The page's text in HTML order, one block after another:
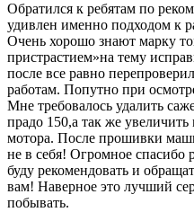
Обратился к ребятам по
удивлен именно подходом к
Очень хорошо знают марку
пристрастием»на тему
после все равно
работам. Попутно при
Мне требовалось удалить
прадо 150,а так же
мотора. После прошивки
не в себя! Огромное спасибо
буду рекомендовать и
вам! Наверное это лучший
побывать.